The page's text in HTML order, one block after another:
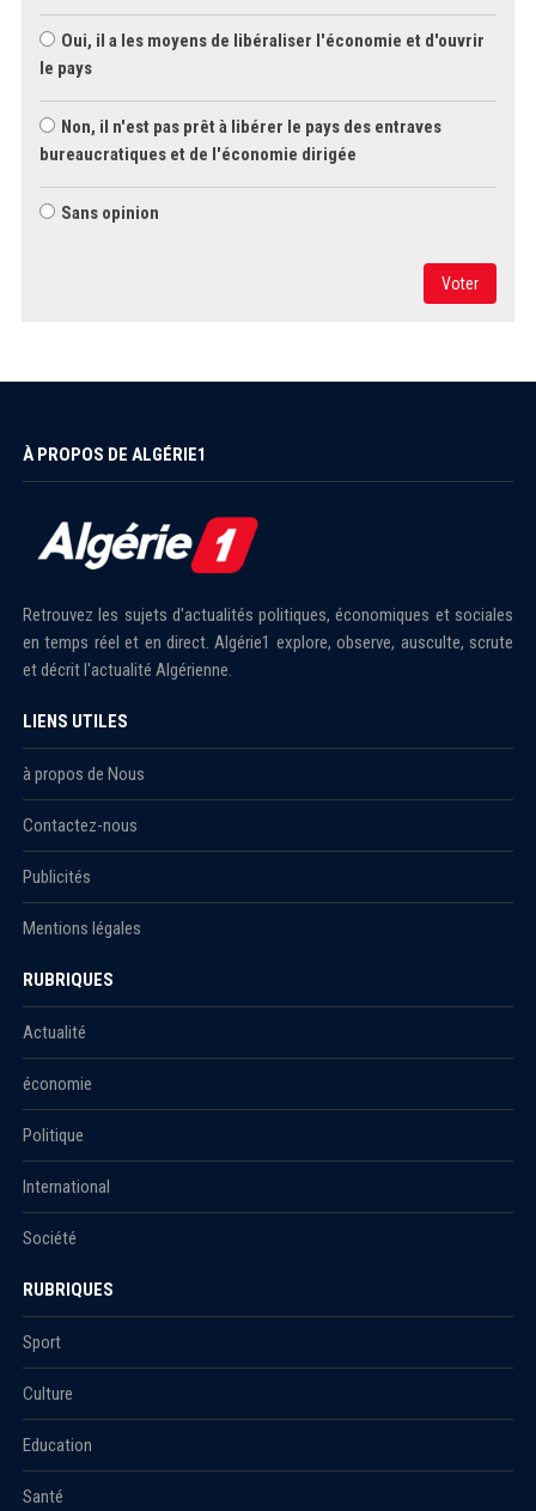
Oui, il a les moyens de libéraliser l'économie et d'ouvrir
le pays
Non, il n'est pas prêt à libérer le pays des entraves
bureaucratiques et de l'économie dirigée
Sans opinion
Voter
À PROPOS DE ALGÉRIE1
Retrouvez les sujets d'actualités politiques, économiques et sociales
en temps réel et en direct. Algérie1 explore, observe, ausculte, scrute
et décrit l'actualité Algérienne.
LIENS UTILES
à propos de Nous
Contactez-nous
Publicités
Mentions légales
RUBRIQUES
Actualité
économie
Politique
International
Société
RUBRIQUES
Sport
Culture
Education
Santé